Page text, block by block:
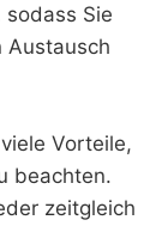
Sie
Austausch
Vorteile,
beachten.
zeitgleich